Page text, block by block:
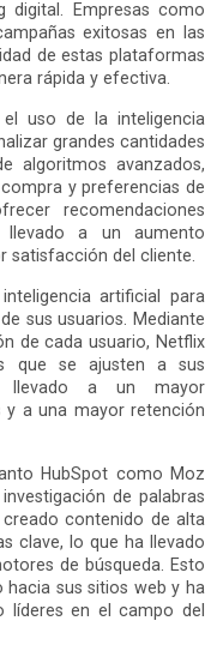
digital. Empresas como
exitosas en las
de estas plataformas
rápida y efectiva.
uso de la inteligencia
grandes cantidades
algoritmos avanzados,
y preferencias de
recomendaciones
llevado a un aumento
satisfacción del cliente.
artificial para
sus usuarios. Mediante
de cada usuario, Netflix
que se ajusten a sus
llevado a un mayor
a una mayor retención
HubSpot como Moz
de palabras
contenido de alta
clave, lo que ha llevado
de búsqueda. Esto
sus sitios web y ha
líderes en el campo del